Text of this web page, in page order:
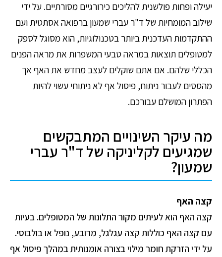
יעילה ופחות פולשנית להליכים כירורגיים מסורתיים. על ידי
שילוב המומחיות של ד"ר עברי שמעון ברפואה אסתטית ועם
ההתקדמות העדכנית ביותר בטכנולוגיות, הוא מסוגל לספק
למטופלים תוצאות במראה טבעי המשפרות את מראה הפנים
הכללי שלהם. אם אתם שוקלים לעצב מחדש את האף אך
מהססים לעבור ניתוח, פיסול אף לא ניתוחי עשוי להיות
הפתרון המושלם עבורכם.
מה עיקר השינויים המתבקשים
שמגיעים לקליניקה של ד"ר עברי
שמעון?
קצה האף
קצה האף הוא לעיתים מקור התלונות של המטופלים. בעיות
עם קצה האף כוללות קצה עגלגל, מרובע, נופל או בולבוסי.
על ידי הזרקת חומר מילוי בצורה אומנותית במהלך פיסול אף